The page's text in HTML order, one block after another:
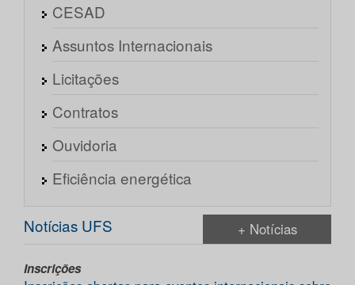
CESAD
Assuntos Internacionais
Licitações
Contratos
Ouvidoria
Eficiência energética
Notícias UFS + Notícias
Inscrições